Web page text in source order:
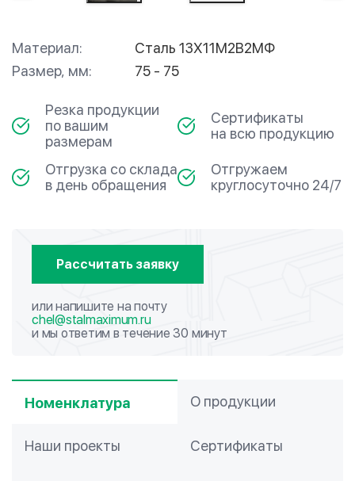
Материал:
Сталь 13Х11М2В2МФ
Размер, мм:
75 - 75
Резка продукции
по вашим
размерам
Сертификаты
на всю продукцию
Отгрузка со склада
в день обращения
Отгружаем
круглосуточно 24/7
Рассчитать заявку
или напишите на почту
chel@stalmaximum.ru
и мы ответим в течение 30 минут
Номенклатура О продукции
Наши проекты Сертификаты